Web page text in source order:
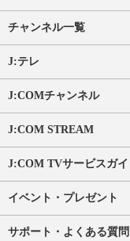
チャンネル一覧
J:テレ
J:COMチャンネル
J:COM STREAM
J:COM TVサービスガイ
イベント・プレゼント
サポート・よくある質問